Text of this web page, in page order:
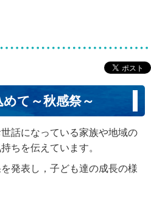
て～秋感祭～
話になっている家族や地域の
ちを伝えています。
発表し，子ども達の成長の様